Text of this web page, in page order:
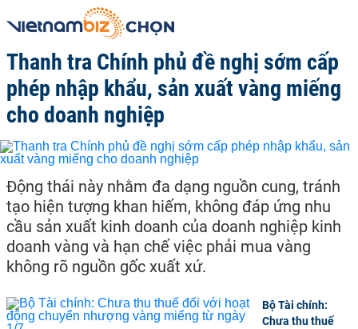
Thanh tra Chính phủ đề nghị sớm cấp
phép nhập khẩu, sản xuất vàng miếng
cho doanh nghiệp
Động thái này nhằm đa dạng nguồn cung, tránh
tạo hiện tượng khan hiếm, không đáp ứng nhu
cầu sản xuất kinh doanh của doanh nghiệp kinh
doanh vàng và hạn chế việc phải mua vàng
không rõ nguồn gốc xuất xứ.
Bộ Tài chính:
Chưa thu thuế